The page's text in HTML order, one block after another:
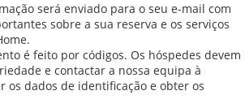
será enviado para o seu e-mail com
sobre a sua reserva e os serviços
é feito por códigos. Os hóspedes devem
e contactar a nossa equipa à
os dados de identificação e obter os